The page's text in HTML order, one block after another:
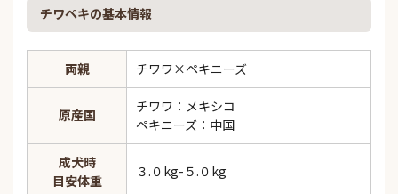
チワペキの基本情報
両親 チワワ×ペキニーズ
原産国
チワワ：メキシコ
ペキニーズ：中国
成犬時
目安体重
３.０kg-５.０kg